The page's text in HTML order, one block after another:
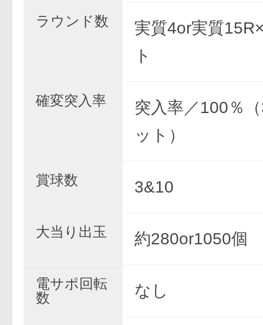
ラウンド数
実質4or実質
ト
確変突入率
突入率／100％
ット）
賞球数 3&10
大当り出玉 約280or1050個
電サポ回転
数
なし